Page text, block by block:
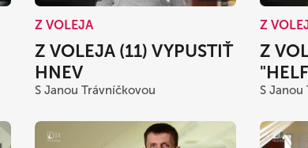
Z VOLEJA
Z VOLEJA (11) VYPUSTIŤ
HNEV
S Janou Trávníčkovou
Z
Z
S Janou